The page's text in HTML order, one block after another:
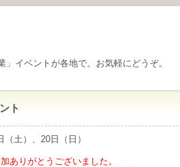
イベントが各地で。お気軽にどうぞ。
ト
（土）、20日（日）
ありがとうございました。